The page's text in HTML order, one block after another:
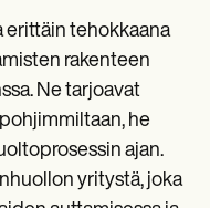
tehokkaana
rakenteen
Ne tarjoavat
he
ajan.
yritystä, joka